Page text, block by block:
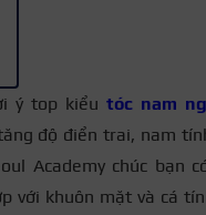
ý top kiểu tóc nam
độ điển trai, nam
Academy chúc bạn
với khuôn mặt và cá